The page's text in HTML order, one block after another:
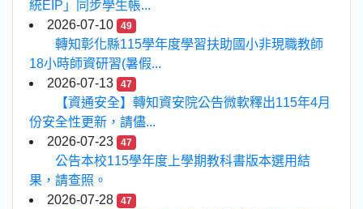
統EIP」同步學生帳...
2026-07-10
49
轉知彰化縣115學年度學習扶助國小非現職教師
18小時師資研習(暑假...
2026-07-13
47
【資通安全】轉知資安院公告微軟釋出115年4月
份安全性更新，請儘...
2026-07-23
47
公告本校115學年度上學期教科書版本選用結
果，請查照。
2026-07-28
47